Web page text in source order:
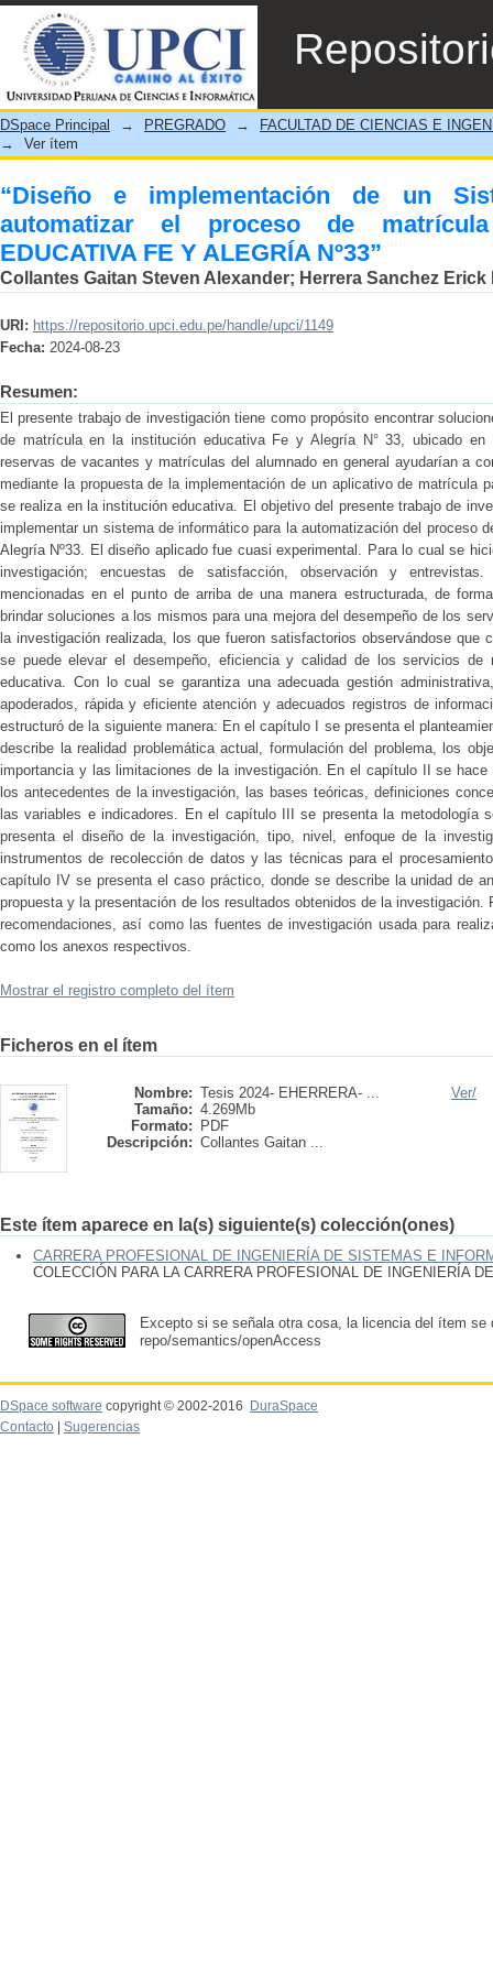
“Diseño e implementación de un
de la INSTITUCIÓN EDUCATIVA FE Y
DSpace Principal → PREGRADO →
FACULTAD DE CIENCIAS E
→
Ver ítem
“Diseño e implementación de un
automatizar el proceso de
EDUCATIVA FE Y ALEGRÍA Nº33”
Collantes Gaitan Steven Alexander; Herrera Sanchez Erick
URI: https://repositorio.upci.edu.pe/handle/upci/1149
Fecha: 2024-08-23
Resumen:
El presente trabajo de investigación tiene como propósito encontrar
de matrícula en la institución educativa Fe y Alegría N° 33, ubicado
reservas de vacantes y matrículas del alumnado en general ayudarían a
mediante la propuesta de la implementación de un aplicativo de matrícula
se realiza en la institución educativa. El objetivo del presente trabajo de
implementar un sistema de informático para la automatización del proceso
Alegría Nº33. El diseño aplicado fue cuasi experimental. Para lo cual se
investigación; encuestas de satisfacción, observación y
mencionadas en el punto de arriba de una manera estructurada, de
brindar soluciones a los mismos para una mejora del desempeño de los
la investigación realizada, los que fueron satisfactorios observándose que
se puede elevar el desempeño, eficiencia y calidad de los servicios
educativa. Con lo cual se garantiza una adecuada gestión
apoderados, rápida y eficiente atención y adecuados registros de
estructuró de la siguiente manera: En el capítulo I se presenta el
describe la realidad problemática actual, formulación del problema, los
importancia y las limitaciones de la investigación. En el capítulo II se
los antecedentes de la investigación, las bases teóricas, definiciones
las variables e indicadores. En el capítulo III se presenta la metodología
presenta el diseño de la investigación, tipo, nivel, enfoque de la
instrumentos de recolección de datos y las técnicas para el
capítulo IV se presenta el caso práctico, donde se describe la unidad de
propuesta y la presentación de los resultados obtenidos de la
recomendaciones, así como las fuentes de investigación usada para
como los anexos respectivos.
Mostrar el registro completo del ítem
Ficheros en el ítem
Nombre: Tesis 2024- EHERRERA- ...
Tamaño: 4.269Mb
Formato:
PDF
Descripción: Collantes Gaitan ...
Ver/
Este ítem aparece en la(s) siguiente(s) colección(ones)
CARRERA PROFESIONAL DE INGENIERÍA DE SISTEMAS E
COLECCIÓN PARA LA CARRERA PROFESIONAL DE INGENIERÍA
Excepto si se señala otra cosa, la licencia del ítem se
repo/semantics/openAccess
DSpace software copyright © 2002-2016
DuraSpace
Contacto
Sugerencias